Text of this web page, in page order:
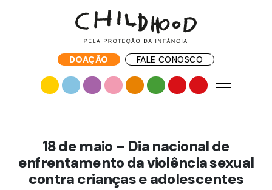
DOAÇÃO FALE CONOSCO
18 de maio – Dia nacional de
enfrentamento da violência sexual
contra crianças e adolescentes